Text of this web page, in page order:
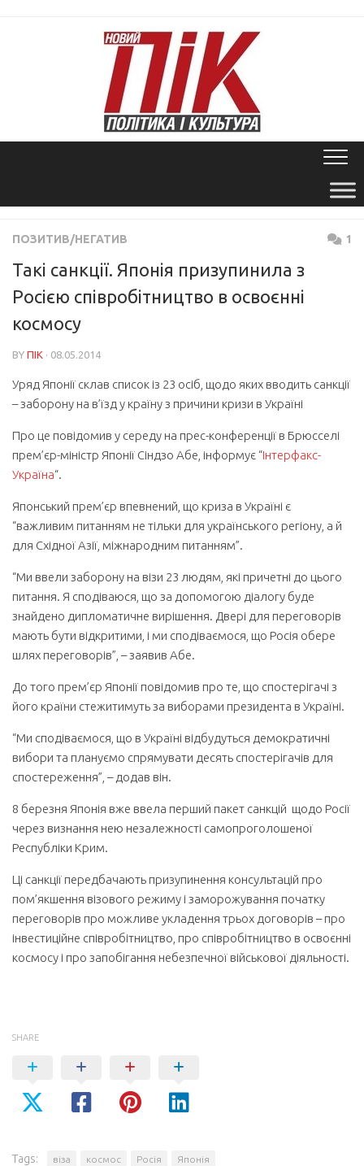
ПОЗИТИВ/НЕГАТИВ 1
Такі санкції. Японія призупинила з
Росією співробітництво в освоєнні
космосу
BY ПІК · 08.05.2014
Уряд Японії склав список із 23 осіб, щодо яких вводить санкції
– заборону на в’їзд у країну з причини кризи в Україні
Про це повідомив у середу на прес-конференції в Брюсселі
прем’єр-міністр Японії Сіндзо Абе, інформує “Інтерфакс-
Україна“.
Японський прем’єр впевнений, що криза в Україні є
“важливим питанням не тільки для українського регіону, а й
для Східної Азії, міжнародним питанням”.
“Ми ввели заборону на візи 23 людям, які причетні до цього
питання. Я сподіваюся, що за допомогою діалогу буде
знайдено дипломатичне вирішення. Двері для переговорів
мають бути відкритими, і ми сподіваємося, що Росія обере
шлях переговорів”, – заявив Абе.
До того прем’єр Японії повідомив про те, що спостерігачі з
його країни стежитимуть за виборами президента в Україні.
“Ми сподіваємося, що в Україні відбудуться демократичні
вибори та плануємо спрямувати десять спостерігачів для
спостереження”, – додав він.
8 березня Японія вже ввела перший пакет санкцій щодо Росії
через визнання нею незалежності самопроголошеної
Республіки Крим.
Ці санкції передбачають призупинення консультацій про
пом’якшення візового режиму і заморожування початку
переговорів про можливе укладення трьох договорів – про
інвестиційне співробітництво, про співробітництво в освоєнні
космосу і про запобігання небезпечної військової діяльності.
SHARE
Tags: віза космос Росія Японія